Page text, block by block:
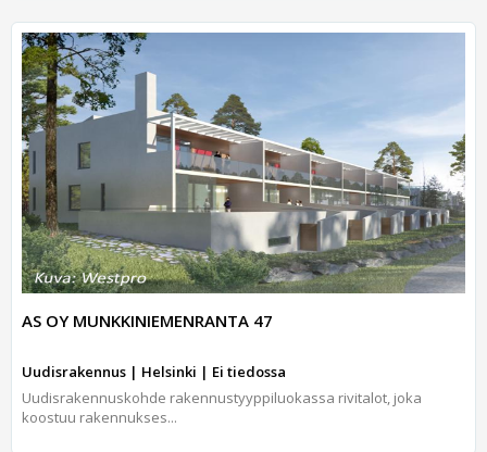
AS OY MUNKKINIEMENRANTA 47
Uudisrakennus | Helsinki | Ei tiedossa
Uudisrakennuskohde rakennustyyppiluokassa rivitalot, joka
koostuu rakennukses...